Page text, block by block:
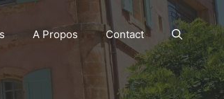
A Propos Contact